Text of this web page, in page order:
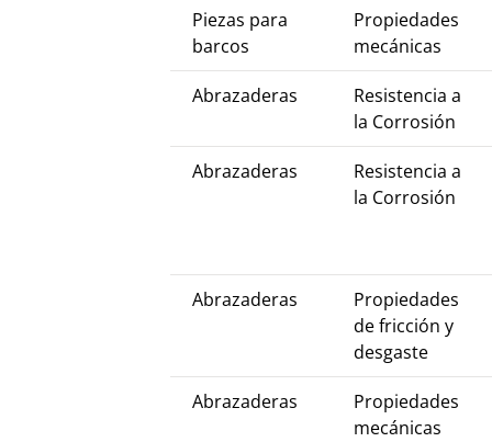
Piezas para
barcos
Propiedades
mecánicas
Abrazaderas
Resistencia a
la Corrosión
Abrazaderas
Resistencia a
la Corrosión
Abrazaderas
Propiedades
de fricción y
desgaste
Abrazaderas
Propiedades
mecánicas